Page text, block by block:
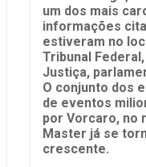
um dos mais
informações
estiveram no
Tribunal
Justiça,
O conjunto dos
de eventos
por Vorcaro, no
Master já se
crescente.